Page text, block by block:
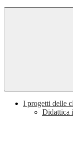
I progetti delle
Didattica